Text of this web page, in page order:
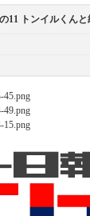
11 トンイルくん
45.png
49.png
15.png